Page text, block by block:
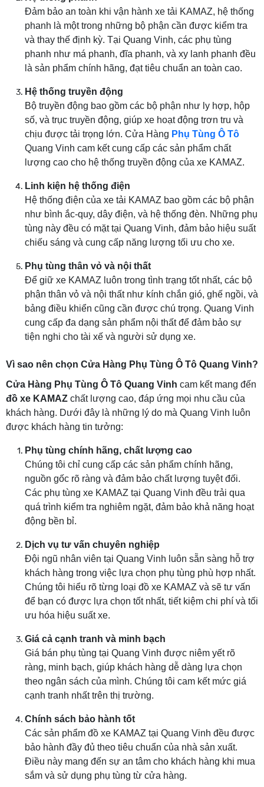
Đảm bảo an toàn khi vận hành xe tải KAMAZ, hệ thống
phanh là một trong những bộ phận cần được kiểm tra
và thay thế định kỳ. Tại Quang Vinh, các phụ tùng
phanh như má phanh, đĩa phanh, và xy lanh phanh đều
là sản phẩm chính hãng, đạt tiêu chuẩn an toàn cao.
Hệ thống truyền động
Bộ truyền động bao gồm các bộ phận như ly hợp, hộp
số, và trục truyền động, giúp xe hoạt động trơn tru và
chịu được tải trọng lớn. Cửa Hàng Phụ Tùng Ô Tô
Quang Vinh cam kết cung cấp các sản phẩm chất
lượng cao cho hệ thống truyền động của xe KAMAZ.
Linh kiện hệ thống điện
Hệ thống điện của xe tải KAMAZ bao gồm các bộ phận
như bình ắc-quy, dây điện, và hệ thống đèn. Những phụ
tùng này đều có mặt tại Quang Vinh, đảm bảo hiệu suất
chiếu sáng và cung cấp năng lượng tối ưu cho xe.
Phụ tùng thân vỏ và nội thất
Để giữ xe KAMAZ luôn trong tình trạng tốt nhất, các bộ
phận thân vỏ và nội thất như kính chắn gió, ghế ngồi, và
bảng điều khiển cũng cần được chú trọng. Quang Vinh
cung cấp đa dạng sản phẩm nội thất để đảm bảo sự
tiện nghi cho tài xế và người sử dụng xe.
Vì sao nên chọn Cửa Hàng Phụ Tùng Ô Tô Quang Vinh?
Cửa Hàng Phụ Tùng Ô Tô Quang Vinh cam kết mang đến
đồ xe KAMAZ chất lượng cao, đáp ứng mọi nhu cầu của
khách hàng. Dưới đây là những lý do mà Quang Vinh luôn
được khách hàng tin tưởng:
Phụ tùng chính hãng, chất lượng cao
Chúng tôi chỉ cung cấp các sản phẩm chính hãng,
nguồn gốc rõ ràng và đảm bảo chất lượng tuyệt đối.
Các phụ tùng xe KAMAZ tại Quang Vinh đều trải qua
quá trình kiểm tra nghiêm ngặt, đảm bảo khả năng hoạt
động bền bỉ.
Dịch vụ tư vấn chuyên nghiệp
Đội ngũ nhân viên tại Quang Vinh luôn sẵn sàng hỗ trợ
khách hàng trong việc lựa chọn phụ tùng phù hợp nhất.
Chúng tôi hiểu rõ từng loại đồ xe KAMAZ và sẽ tư vấn
để bạn có được lựa chọn tốt nhất, tiết kiệm chi phí và tối
ưu hóa hiệu suất xe.
Giá cả cạnh tranh và minh bạch
Giá bán phụ tùng tại Quang Vinh được niêm yết rõ
ràng, minh bạch, giúp khách hàng dễ dàng lựa chọn
theo ngân sách của mình. Chúng tôi cam kết mức giá
cạnh tranh nhất trên thị trường.
Chính sách bảo hành tốt
Các sản phẩm đồ xe KAMAZ tại Quang Vinh đều được
bảo hành đầy đủ theo tiêu chuẩn của nhà sản xuất.
Điều này mang đến sự an tâm cho khách hàng khi mua
sắm và sử dụng phụ tùng từ cửa hàng.